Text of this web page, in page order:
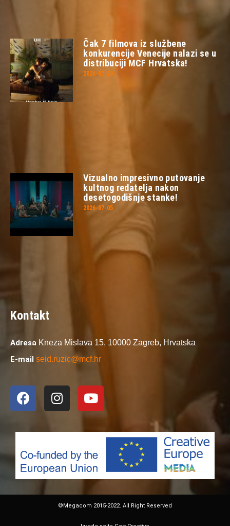
Čak 7 filmova iz službene
konkurencije Venecije nalazi se u
distribuciji MCF Hrvatska!
2026-07-23
Vizualno impresivno putovanje
kultnog redatelja nakon
desetogodišnje stanke!
2026-07-05
Kontakt
Adresa Kneza Mislava 15, 10000 Zagreb, Hrvatska
E-mail seid.ruzic@mcf.hr
©Megacom 2015-2022. All Right Reserved